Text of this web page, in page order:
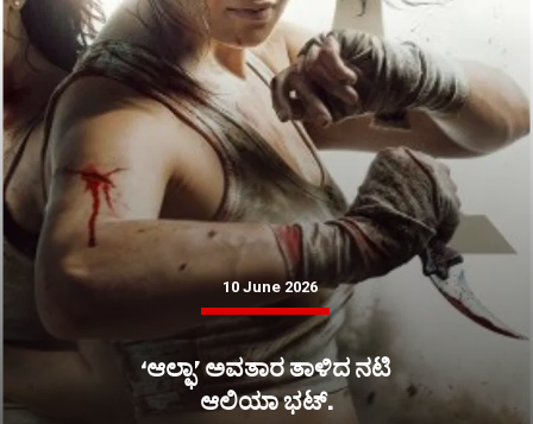
‘ಆಲ್ಫಾ’ ಅವತಾರ ತಾಳಿದ ನಟಿ
ಆಲಿಯಾ ಭಟ್.
10 June 2026